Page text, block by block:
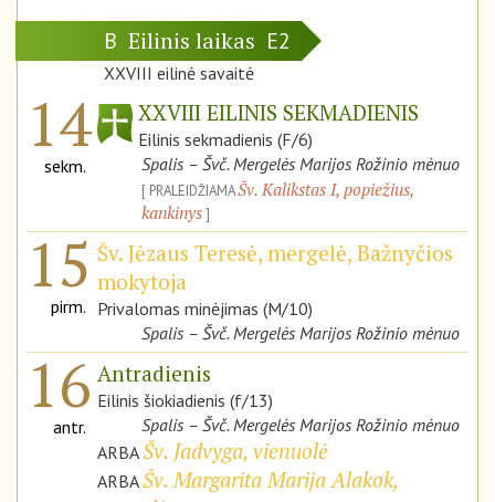
B Eilinis laikas E2
XXVIII eilinė savaitė
14
sekm.
XXVIII EILINIS SEKMADIENIS
Eilinis sekmadienis (F/6)
Spalis – Švč. Mergelės Marijos Rožinio mėnuo
PRALEIDŽIAMAŠv. Kalikstas I, popiežius,
kankinys
15
pirm.
Šv. Jėzaus Teresė, mergelė, Bažnyčios
mokytoja
Privalomas minėjimas (M/10)
Spalis – Švč. Mergelės Marijos Rožinio mėnuo
16
antr.
Antradienis
Eilinis šiokiadienis (f/13)
Spalis – Švč. Mergelės Marijos Rožinio mėnuo
ARBAŠv. Jadvyga, vienuolė
ARBAŠv. Margarita Marija Alakok,